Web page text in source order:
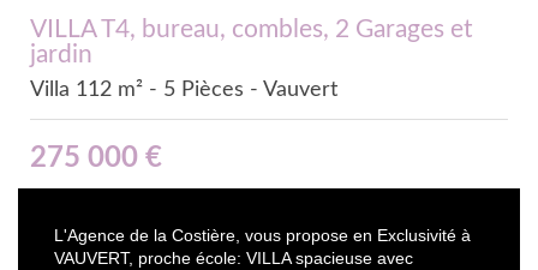
VILLA T4, bureau, combles, 2 Garages et
jardin
Villa 112 m² - 5 Pièces - Vauvert
275 000 €
L'Agence de la Costière, vous propose en Exclusivité à
VAUVERT, proche école: VILLA spacieuse avec